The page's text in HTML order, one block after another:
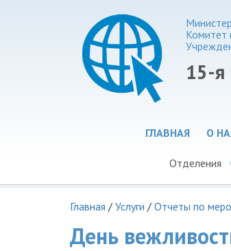
Комитет
15-я
ГЛАВНАЯ О
Отделения
Главная / Услуги / Отчеты по
День